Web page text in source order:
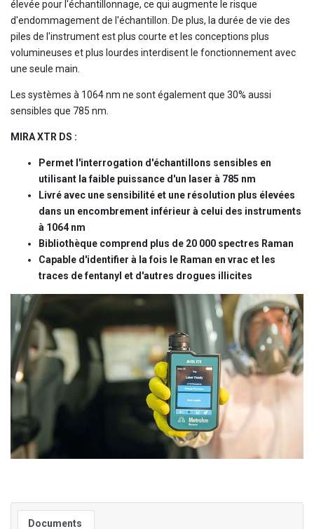
élevée pour l'échantillonnage, ce qui augmente le risque
d'endommagement de l'échantillon. De plus, la durée de vie des
piles de l'instrument est plus courte et les conceptions plus
volumineuses et plus lourdes interdisent le fonctionnement avec
une seule main.
Les systèmes à 1064 nm ne sont également que 30% aussi
sensibles que 785 nm.
MIRA XTR DS :
Permet l'interrogation d'échantillons sensibles en
utilisant la faible puissance d'un laser à 785 nm
Livré avec une sensibilité et une résolution plus élevées
dans un encombrement inférieur à celui des instruments
à 1064 nm
Bibliothèque comprend plus de 20 000 spectres Raman
Capable d'identifier à la fois le Raman en vrac et les
traces de fentanyl et d'autres drogues illicites
Documents